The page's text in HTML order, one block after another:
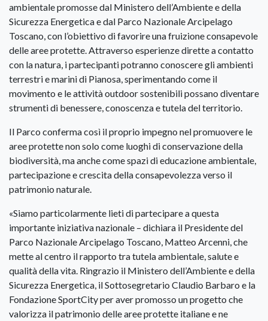
ambientale promosse dal Ministero dell’Ambiente e della
Sicurezza Energetica e dal Parco Nazionale Arcipelago
Toscano, con l’obiettivo di favorire una fruizione consapevole
delle aree protette. Attraverso esperienze dirette a contatto
con la natura, i partecipanti potranno conoscere gli ambienti
terrestri e marini di Pianosa, sperimentando come il
movimento e le attività outdoor sostenibili possano diventare
strumenti di benessere, conoscenza e tutela del territorio.
Il Parco conferma così il proprio impegno nel promuovere le
aree protette non solo come luoghi di conservazione della
biodiversità, ma anche come spazi di educazione ambientale,
partecipazione e crescita della consapevolezza verso il
patrimonio naturale.
«Siamo particolarmente lieti di partecipare a questa
importante iniziativa nazionale – dichiara il Presidente del
Parco Nazionale Arcipelago Toscano, Matteo Arcenni, che
mette al centro il rapporto tra tutela ambientale, salute e
qualità della vita. Ringrazio il Ministero dell’Ambiente e della
Sicurezza Energetica, il Sottosegretario Claudio Barbaro e la
Fondazione SportCity per aver promosso un progetto che
valorizza il patrimonio delle aree protette italiane e ne